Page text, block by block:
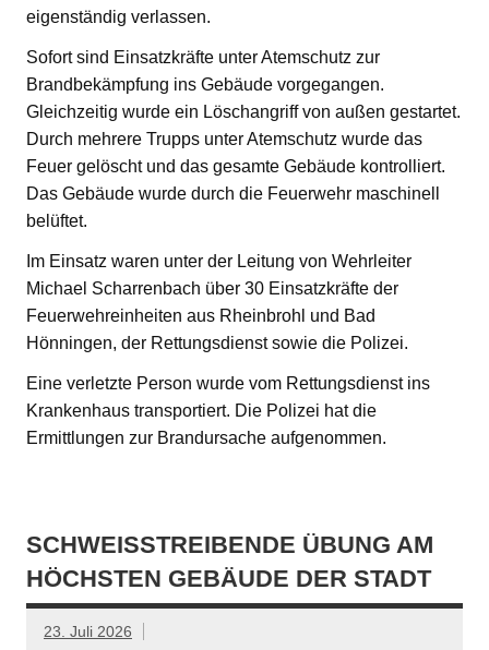
eigenständig verlassen.
Sofort sind Einsatzkräfte unter Atemschutz zur
Brandbekämpfung ins Gebäude vorgegangen.
Gleichzeitig wurde ein Löschangriff von außen gestartet.
Durch mehrere Trupps unter Atemschutz wurde das
Feuer gelöscht und das gesamte Gebäude kontrolliert.
Das Gebäude wurde durch die Feuerwehr maschinell
belüftet.
Im Einsatz waren unter der Leitung von Wehrleiter
Michael Scharrenbach über 30 Einsatzkräfte der
Feuerwehreinheiten aus Rheinbrohl und Bad
Hönningen, der Rettungsdienst sowie die Polizei.
Eine verletzte Person wurde vom Rettungsdienst ins
Krankenhaus transportiert. Die Polizei hat die
Ermittlungen zur Brandursache aufgenommen.
SCHWEISSTREIBENDE ÜBUNG AM H
ÖCHSTEN GEBÄUDE DER STADT
23. Juli 2026